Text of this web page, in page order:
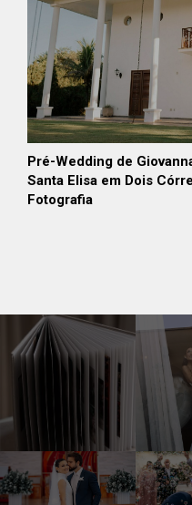
Pré-Wedding de
Santa Elisa em Dois
Fotografia